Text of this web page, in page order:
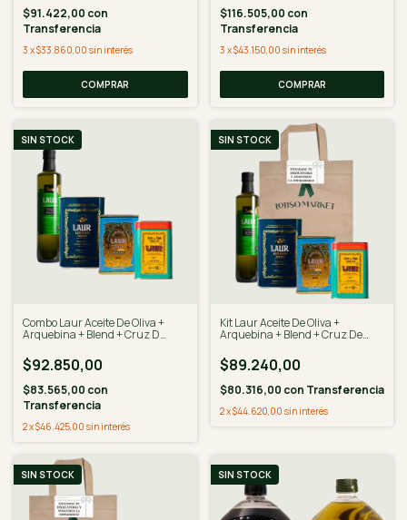
$91.422,00 con
Transferencia
3 x$33.860,00 sin interés
$116.505,00 con
Transferencia
3 x$43.150,00 sin interés
SIN STOCK
Combo Laur Aceite De Oliva +
Arquebina + Blend + Cruz D
$92.850,00
$83.565,00 con
Transferencia
2x$46.425,00 sin interés
SIN STOCK
Kit Laur Aceite De Oliva +
Arquebina + Blend + Cruz De
$89.240,00
$80.316,00 con Transferencia
2x$44.620,00 sin interés
SIN STOCK SIN STOCK